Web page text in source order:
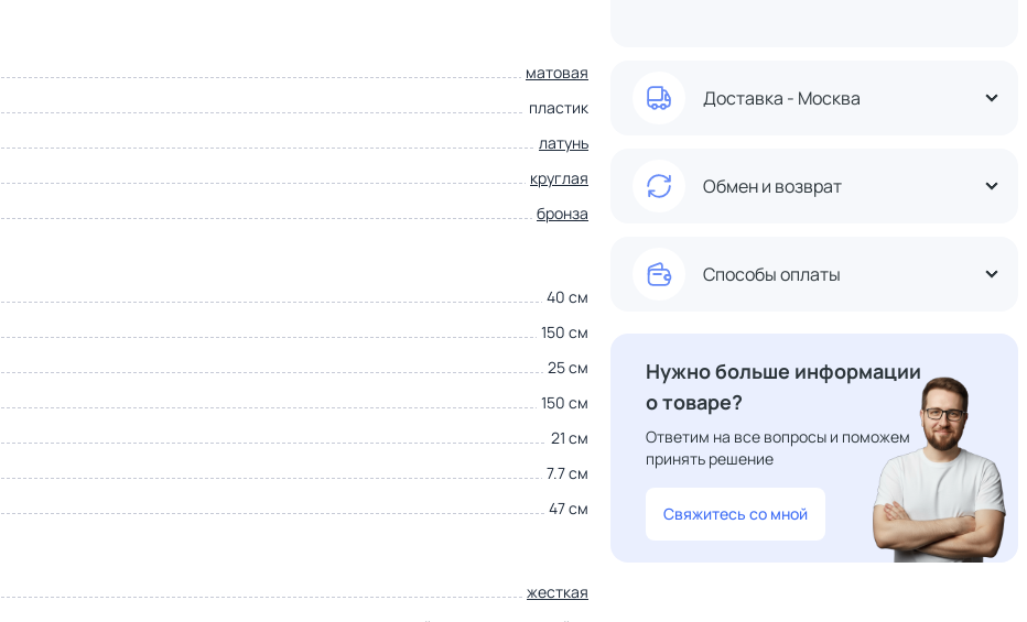
матовая
пластик
латунь
круглая
бронза
40 см
150 см
25 см
150 см
21 см
7.7 см
47 см
жесткая
Доставка - Москва
Обмен и возврат
Способы оплаты
Нужно больше информации
о товаре?
Ответим на все вопросы и поможем
принять решение
Свяжитесь со мной